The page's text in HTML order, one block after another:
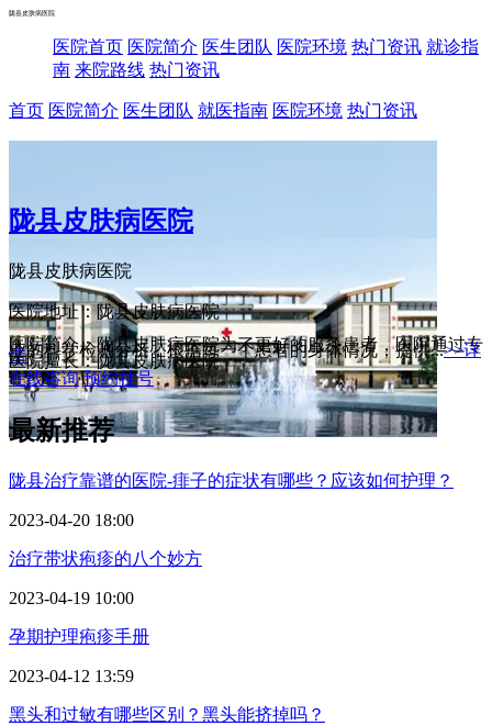
陇县皮肤病医院
医院首页 医院简介 医生团队 医院环境 热门资讯 就诊指
南 来院路线 热门资讯
首页 医院简介 医生团队 就医指南 医院环境 热门资讯
陇县皮肤病医院
陇县皮肤病医院
医院地址：陇县皮肤病医院
医院简介：陇县皮肤病医院为了更好的服务患者，医院通过专
业的科学检测分析，根据每一个患者的身体情况，提供...>>详
情
医院擅长：陇县皮肤病医院
在线咨询 预约挂号
最新推荐
陇县治疗靠谱的医院-痱子的症状有哪些？应该如何护理？
2023-04-20 18:00
治疗带状疱疹的八个妙方
2023-04-19 10:00
孕期护理疱疹手册
2023-04-12 13:59
黑头和过敏有哪些区别？黑头能挤掉吗？